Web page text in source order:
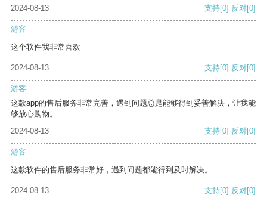
2024-08-13
支持[0] 反对[0]
游客
这个软件我非常喜欢
2024-08-13 支持[0] 反对[0]
游客
这款app的售后服务非常完善，遇到问题总是能够得到妥善解决，让我能
够放心购物。
2024-08-13
支持[0] 反对[0]
游客
这款软件的售后服务非常好，遇到问题都能得到及时解决。
2024-08-13 支持[0] 反对[0]